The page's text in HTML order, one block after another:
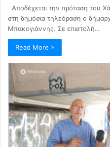
Αποδέχεται την πρόταση του
στη δημόσια τηλεόραση ο
Μπακογιάννης. Σε επιστολή…
Read More »